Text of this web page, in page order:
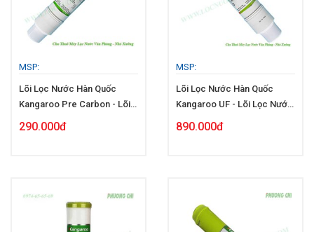
MSP:
Lõi Lọc Nước Hàn Quốc
Kangaroo Pre Carbon - Lõi
Số 2
290.000đ
MSP:
Lõi Lọc Nước Hàn Quốc
Kangaroo UF - Lõi Lọc Nước
Số 3
890.000đ